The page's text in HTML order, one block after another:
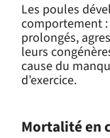
Les poules
comportement
prolongés,
leurs
cause du
d’exercice.
Mortalité en